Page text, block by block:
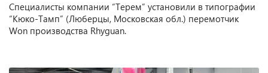
Специалисты компании “Терем” установили в типографии
“Кюко-Тамп” (Люберцы, Московская обл.) перемотчик
Won производства Rhyguan.